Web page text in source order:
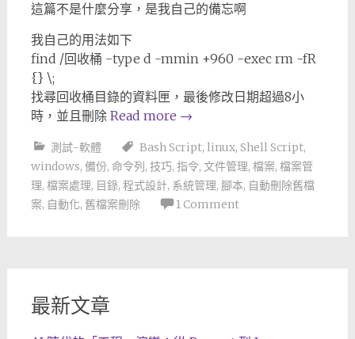
這篇不是什麼分享，是我自己的備忘啊
我自己的用法如下
find /回收桶 -type d -mmin +960 -exec rm -fR
{} \;
找尋回收桶目錄的資料匣，最後修改日期超過8小
時，並且刪除 Read more →
測試-軟體 Bash Script, linux, Shell Script,
windows, 備份, 命令列, 技巧, 指令, 文件管理, 檔案, 檔案管
理, 檔案處理, 目錄, 程式設計, 系統管理, 腳本, 自動刪除舊檔
案, 自動化, 舊檔案刪除 1 Comment
最新文章